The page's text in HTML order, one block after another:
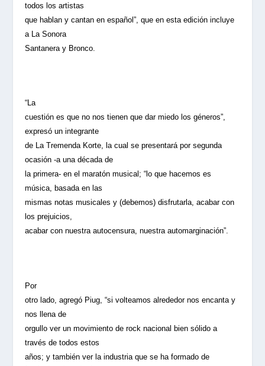
todos los artistas
que hablan y cantan en español”, que en esta edición incluye
a La Sonora
Santanera y Bronco.
“La
cuestión es que no nos tienen que dar miedo los géneros”,
expresó un integrante
de La Tremenda Korte, la cual se presentará por segunda
ocasión -a una década de
la primera- en el maratón musical; “lo que hacemos es
música, basada en las
mismas notas musicales y (debemos) disfrutarla, acabar con
los prejuicios,
acabar con nuestra autocensura, nuestra automarginación”.
Por
otro lado, agregó Piug, “si volteamos alrededor nos encanta y
nos llena de
orgullo ver un movimiento de rock nacional bien sólido a
través de todos estos
años; y también ver la industria que se ha formado de